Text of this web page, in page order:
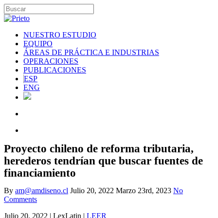
NUESTRO ESTUDIO
EQUIPO
ÁREAS DE PRÁCTICA E INDUSTRIAS
OPERACIONES
PUBLICACIONES
ESP
ENG
Proyecto chileno de reforma tributaria,
herederos tendrían que buscar fuentes de
financiamiento
By am@amdiseno.cl Julio 20, 2022 Marzo 23rd, 2023 No
Comments
Julio 20, 2022 | LexLatin | LEER